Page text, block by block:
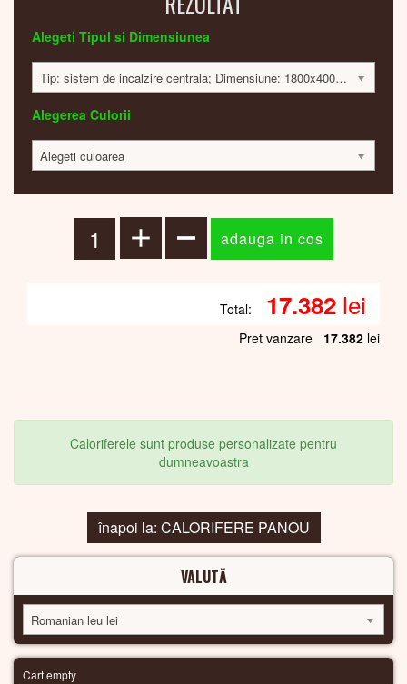
Alegeti Tipul si Dimensiunea
Tip: sistem de incalzire centrala; Dimensiune: 1800x400x75 mm; 680 Watt; 17330 lei
Alegerea Culorii
Alegeti culoarea
Total: 17.382 lei
Pret vanzare 17.382 lei
Caloriferele sunt produse personalizate pentru
dumneavoastra
înapoi la: CALORIFERE PANOU
VALUTĂ
Romanian leu lei
Cart empty